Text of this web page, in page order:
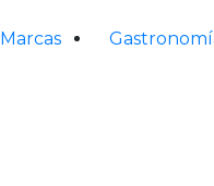
Marcas